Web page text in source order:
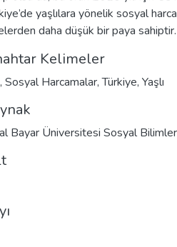
yaşlılara yönelik sosyal
daha düşük bir paya sahiptir.
Kelimeler
, Sosyal Harcamalar,Türkiye, Yaşlı
Bayar Üniversitesi Sosyal